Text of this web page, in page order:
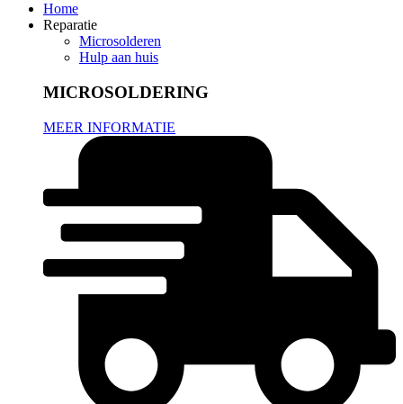
Home
Reparatie
Microsolderen
Hulp aan huis
MICROSOLDERING
MEER INFORMATIE